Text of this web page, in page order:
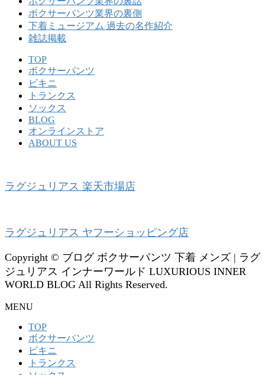
ボクサーパンツ業界の裏側
下着ミュージアム 過去の名作紹介
雑誌掲載
TOP
ボクサーパンツ
ビキニ
トランクス
ソックス
BLOG
オンラインストア
ABOUT US
ラグジュリアス 楽天市場店
ラグジュリアス ヤフーショッピング店
Copyright © ブログ ボクサーパンツ 下着 メンズ | ラグ
ジュリアス インナーワールド LUXURIOUS INNER
WORLD BLOG All Rights Reserved.
MENU
TOP
ボクサーパンツ
ビキニ
トランクス